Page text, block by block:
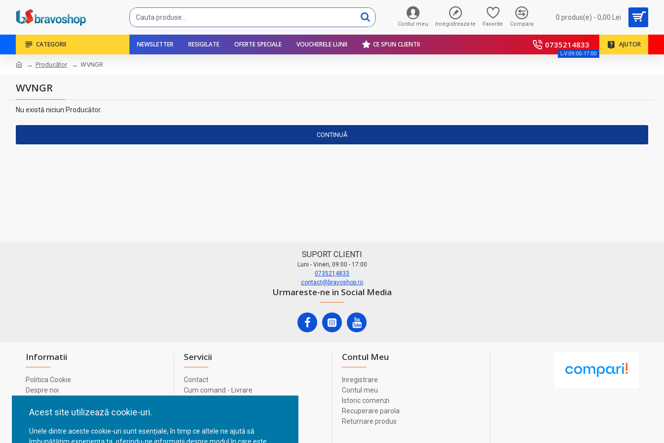
Acest site utilizează cookie-uri.
Unele dintre aceste cookie-uri sunt esențiale, în timp ce altele ne ajută să
Contul meu Inregistreaza-te Favorite Compara
0 produs(e) - 0,00 Lei
CATEGORII NEWSLETTER RESIGILATE OFERTE SPECIALE VOUCHERELE LUNII CE SPUN CLIENTII 0735214833
L-V:09:00-17:00
AJUTOR
Producător WVNGR
WVNGR
Nu există niciun Producător.
CONTINUĂ
SUPORT CLIENTI
Luni - Vineri, 09:00 - 17:00
0735214833
contact@bravoshop.ro
Urmareste-ne in Social Media
Informatii
Politica Cookie
Despre noi
Confidentialitate
GDPR - Datele tale
Servicii
Contact
Cum comand - Livrare
ANPC
Contul Meu
Inregistrare
Contul meu
Istoric comenzi
Recuperare parola
Returnare produs